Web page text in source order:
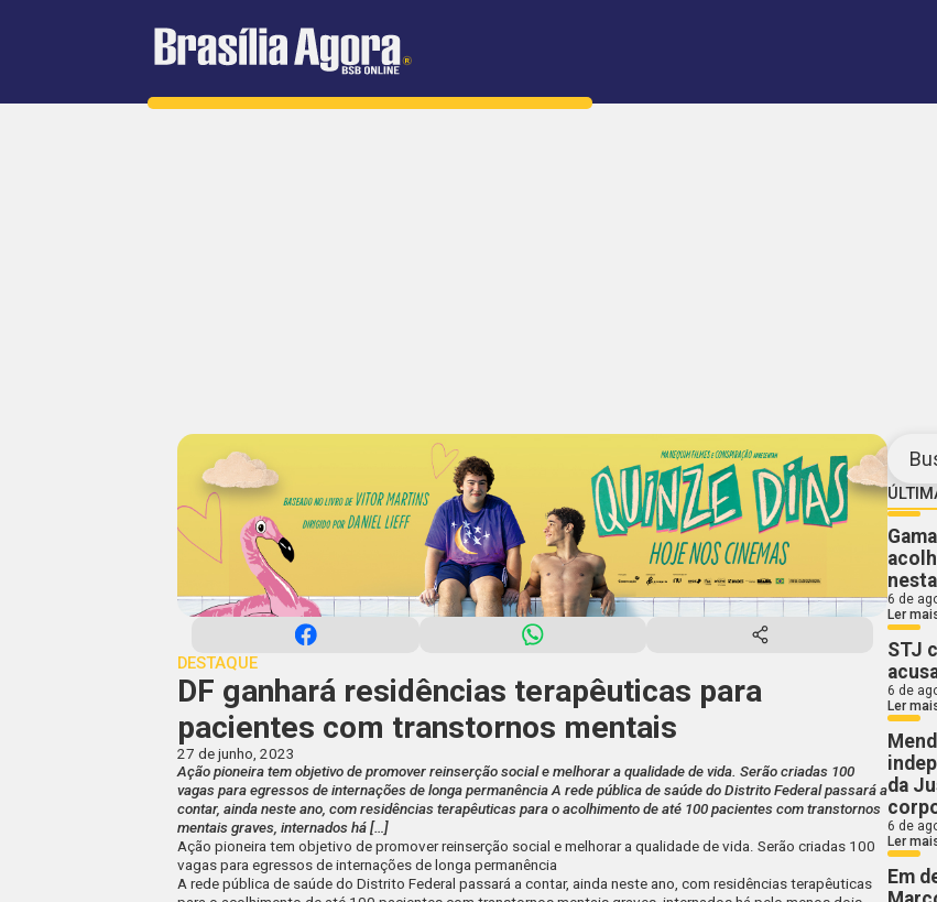
6 de
Ler
STJ
6 de
Ler
da
6 de
Ler
Em
DESTAQUE
DF ganhará residências terapêuticas para
pacientes com transtornos mentais
27 de junho, 2023
Ação pioneira tem objetivo de promover reinserção social e melhorar a qualidade de vida. Serão criadas 100
vagas para egressos de internações de longa permanência A rede pública de saúde do Distrito Federal passará a
contar, ainda neste ano, com residências terapêuticas para o acolhimento de até 100 pacientes com transtornos
mentais graves, internados há […]
Ação pioneira tem objetivo de promover reinserção social e melhorar a qualidade de vida. Serão criadas 100
vagas para egressos de internações de longa permanência
A rede pública de saúde do Distrito Federal passará a contar, ainda neste ano, com residências terapêuticas